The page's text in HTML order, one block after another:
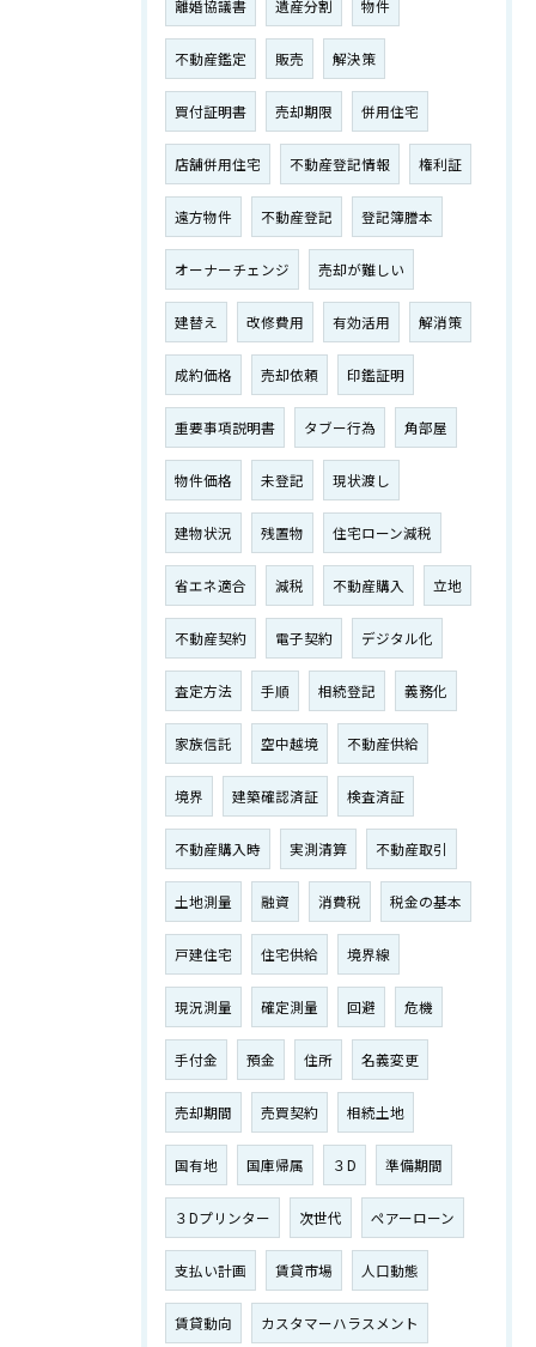
離婚協議書 遺産分割 物件
不動産鑑定 販売 解決策
買付証明書 売却期限 併用住宅
店舗併用住宅 不動産登記情報 権利証
遠方物件 不動産登記 登記簿謄本
オーナーチェンジ 売却が難しい
建替え 改修費用 有効活用 解消策
成約価格 売却依頼 印鑑証明
重要事項説明書 タブー行為 角部屋
物件価格 未登記 現状渡し
建物状況 残置物 住宅ローン減税
省エネ適合 減税 不動産購入 立地
不動産契約 電子契約 デジタル化
査定方法 手順 相続登記 義務化
家族信託 空中越境 不動産供給
境界 建築確認済証 検査済証
不動産購入時 実測清算 不動産取引
土地測量 融資 消費税 税金の基本
戸建住宅 住宅供給 境界線
現況測量 確定測量 回避 危機
手付金 預金 住所 名義変更
売却期間 売買契約 相続土地
国有地 国庫帰属 ３D 準備期間
３Dプリンター 次世代 ペアーローン
支払い計画 賃貸市場 人口動態
賃貸動向 カスタマーハラスメント